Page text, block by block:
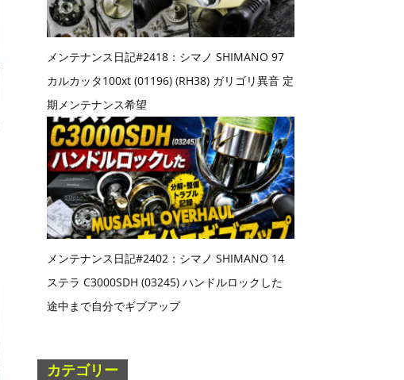
メンテナンス日記#2418：シマノ SHIMANO 97
カルカッタ100xt (01196) (RH38) ガリゴリ異音 定
期メンテナンス希望
メンテナンス日記#2402：シマノ SHIMANO 14
ステラ C3000SDH (03245) ハンドルロックした
途中まで自分でギブアップ
カテゴリー